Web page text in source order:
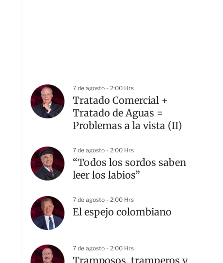
7 de agosto - 2:00 Hrs
Tratado Comercial +
Tratado de Aguas =
Problemas a la vista (II)
7 de agosto - 2:00 Hrs
“Todos los sordos saben
leer los labios”
7 de agosto - 2:00 Hrs
El espejo colombiano
7 de agosto - 2:00 Hrs
Tramposos, tramperos y